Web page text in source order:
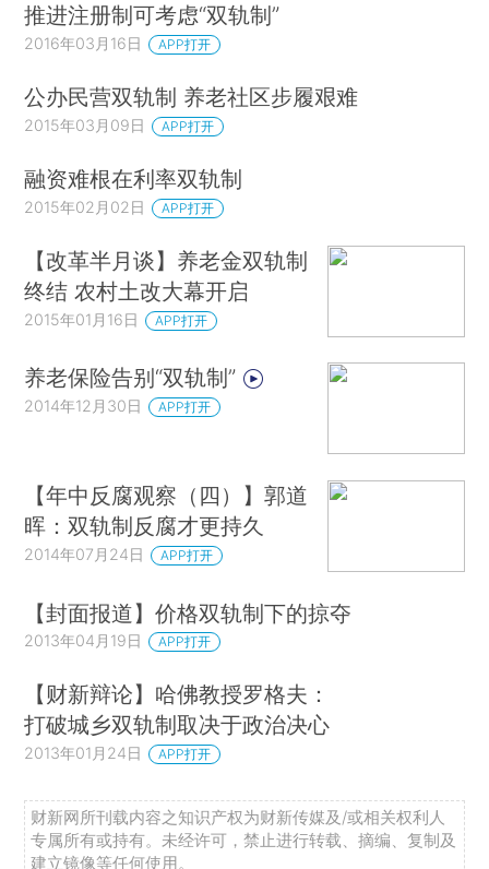
推进注册制可考虑“双轨制”
2016年03月16日 APP打开
公办民营双轨制 养老社区步履艰难
2015年03月09日 APP打开
融资难根在利率双轨制
2015年02月02日 APP打开
【改革半月谈】养老金双轨制
终结 农村土改大幕开启
2015年01月16日 APP打开
养老保险告别“双轨制”
2014年12月30日 APP打开
【年中反腐观察（四）】郭道
晖：双轨制反腐才更持久
2014年07月24日 APP打开
【封面报道】价格双轨制下的掠夺
2013年04月19日 APP打开
【财新辩论】哈佛教授罗格夫：
打破城乡双轨制取决于政治决心
2013年01月24日 APP打开
财新网所刊载内容之知识产权为财新传媒及/或相关权利人
专属所有或持有。未经许可，禁止进行转载、摘编、复制及
建立镜像等任何使用。